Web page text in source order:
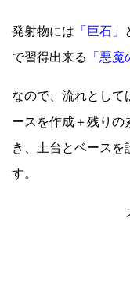
発射物には 「巨石」
で習得出来る
「悪魔
なので、流れとして
ースを作成＋残りの
き、土台とベース
す。